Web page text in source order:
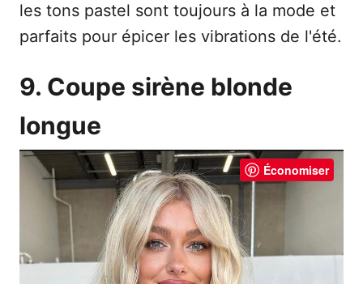
les tons pastel sont toujours à la mode et
parfaits pour épicer les vibrations de l'été.
9. Coupe sirène blonde
longue
Économiser